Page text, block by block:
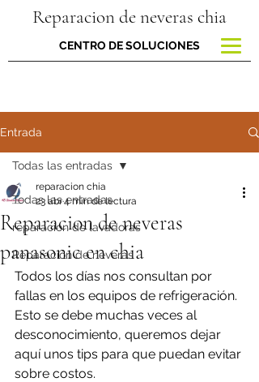
Reparacion de neveras chia
CENTRO DE SOLUCIONES
Entrada
Todas las entradas
reparacion de lavadoras
Reparación de neveras
Todas las entradas
Reparacion de neveras
panasonic en chia
reparacion chia
23 abr4 min de lectura
Todos los días nos consultan por
fallas en los equipos de refrigeración.
Esto se debe muchas veces al
desconocimiento, queremos dejar
aquí unos tips para que puedan evitar
sobre costos.